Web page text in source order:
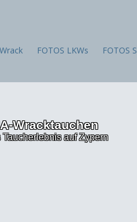
FOTOS LKWs
FOTOS
Wracktauchen
auf Zypern